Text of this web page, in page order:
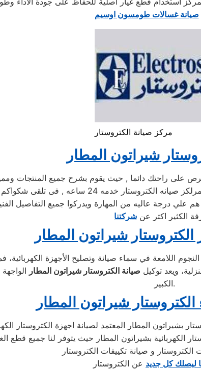
صيانة غسالات طومسون اوسيم
مركز صيانة الكتروستار
شيراتون المطار
راحتك دائما , حيث يقوم بشرح جميع المنتجات
, كما توفر لكم مرلكز صيانه
علي درجة عاليه من المهارة ويدركوا جميع التفاصيل
الكثير اكتر عن شركتنا
شيراتون المطار
اللامعة في سماء صيانة وتصليح الأجهزة
ويعد توكيل صيانة الكتروستار شيراتون المطار
الكبير.
شيراتون المطار
الكتروستار 01283377353 بمركز صيانة الكتروستار بشيراتون المطار المعتمد
الكهربائية بشيراتون المطار حيث يتوفر لنا جميع قطع
الكتروستار و صيانة تكييفات الكتروستار
ليصلك كل جديد عن الكتروستار